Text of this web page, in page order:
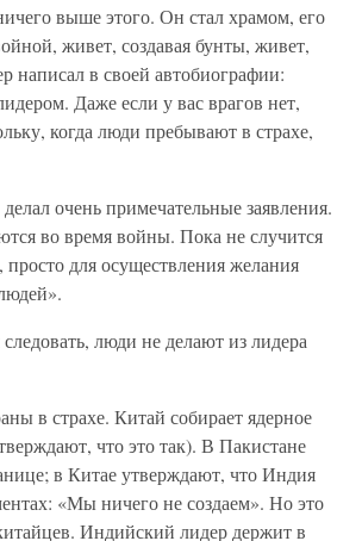
выше этого. Он стал храмом, его
живет, создавая бунты, живет,
написал в своей автобиографии:
Даже если у вас врагов нет,
когда люди пребывают в страхе,
очень примечательные заявления.
во время войны. Пока не случится
для осуществления желания
люди не делают из лидера
в страхе. Китай собирает ядерное
что это так). В Пакистане
в Китае утверждают, что Индия
«Мы ничего не создаем». Но это
Индийский лидер держит в